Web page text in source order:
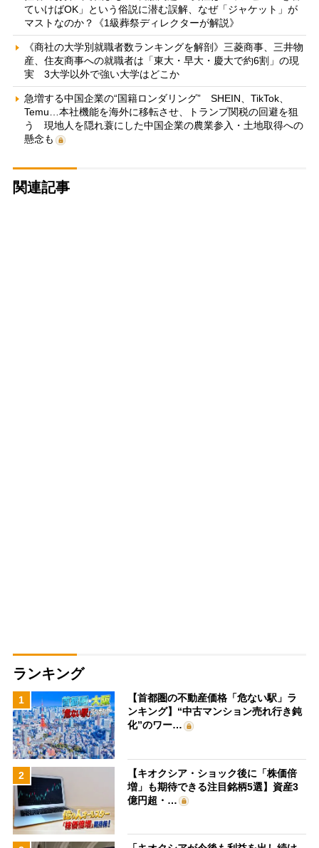
ていけばOK」という俗説に潜む誤解、なぜ「ジャケット」が
マストなのか？《1級葬祭ディレクターが解説》
《商社の大学別就職者数ランキングを解剖》三菱商事、三井物
産、住友商事への就職者は「東大・早大・慶大で約6割」の現
実 3大学以外で強い大学はどこか
急増する中国企業の“国籍ロンダリング” SHEIN、TikTok、
Temu…本社機能を海外に移転させ、トランプ関税の回避を狙
う 現地人を隠れ蓑にした中国企業の農業参入・土地取得への
懸念も
関連記事
ランキング
1
【首都圏の不動産価格「危ない駅」ラ
ンキング】“中古マンション売れ行き鈍
化”のワー…
2
【キオクシア・ショック後に「株価倍
増」も期待できる注目銘柄5選】資産3
億円超・…